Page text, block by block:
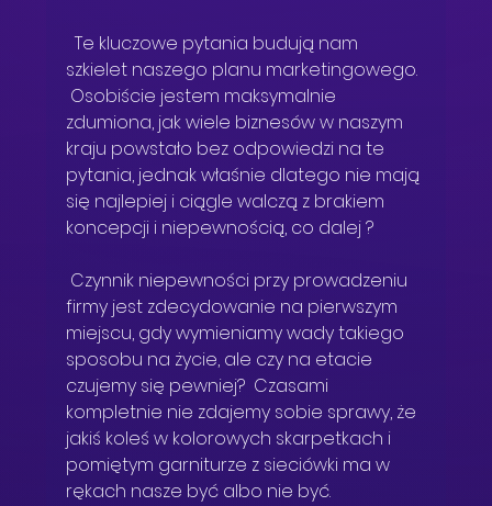
  Te kluczowe pytania budują nam
szkielet naszego planu marketingowego.
zdumiona, jak wiele biznesów w naszym
kraju powstało bez odpowiedzi na te
pytania, jednak właśnie dlatego nie mają
się najlepiej i ciągle walczą z brakiem
koncepcji i niepewnością, co dalej ?
firmy jest zdecydowanie na pierwszym
miejscu, gdy wymieniamy wady takiego
sposobu na życie, ale czy na etacie
czujemy się pewniej?  Czasami
kompletnie nie zdajemy sobie sprawy, że
jakiś koleś w kolorowych skarpetkach i
pomiętym garniturze z sieciówki ma w
rękach nasze być albo nie być.